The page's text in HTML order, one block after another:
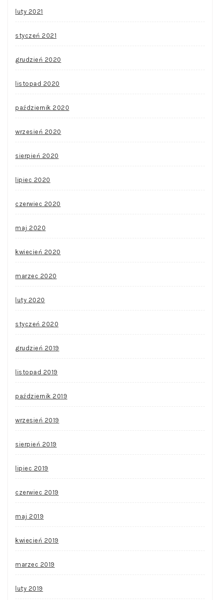
luty 2021
styczeń 2021
grudzień 2020
listopad 2020
październik 2020
wrzesień 2020
sierpień 2020
lipiec 2020
czerwiec 2020
maj 2020
kwiecień 2020
marzec 2020
luty 2020
styczeń 2020
grudzień 2019
listopad 2019
październik 2019
wrzesień 2019
sierpień 2019
lipiec 2019
czerwiec 2019
maj 2019
kwiecień 2019
marzec 2019
luty 2019